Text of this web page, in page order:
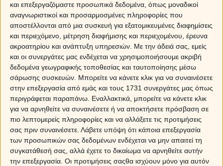
και επεξεργαζόμαστε προσωπικά δεδομένα, όπως μοναδικοί
αναγνωριστικοί και προσαρμοσμένες πληροφορίες που
αποστέλλονται από μια συσκευή για εξατομικευμένες διαφημίσεις
και περιεχόμενο, μέτρηση διαφήμισης και περιεχομένου, έρευνα
ακροατηρίου και ανάπτυξη υπηρεσιών. Με την άδειά σας, εμείς
και οι συνεργάτες μας ενδέχεται να χρησιμοποιήσουμε ακριβή
δεδομένα γεωγραφικής τοποθεσίας και ταυτοποίησης μέσω
σάρωσης συσκευών. Μπορείτε να κάνετε κλικ για να συναινέσετε
στην επεξεργασία από εμάς και τους 1731 συνεργάτες μας όπως
περιγράφεται παραπάνω. Εναλλακτικά, μπορείτε να κάνετε κλικ
για να αρνηθείτε να συναινέσετε ή να αποκτήσετε πρόσβαση σε
πιο λεπτομερείς πληροφορίες και να αλλάξετε τις προτιμήσεις
σας πριν συναινέσετε. Λάβετε υπόψη ότι κάποια επεξεργασία
των προσωπικών σας δεδομένων ενδέχεται να μην απαιτεί τη
συγκατάθεσή σας, αλλά έχετε το δικαίωμα να αρνηθείτε αυτήν
την επεξεργασία. Οι προτιμήσεις σαςθα ισχύουν μόνο για αυτόν
Η Ταρώ της Αγάπης σας πληροφορεί για όλα όσα
συμβαίνουν στα αισθηματικά σας. Επιλέξτε 6 κάρτες
και πάρτε την πρόβλεψη σας.